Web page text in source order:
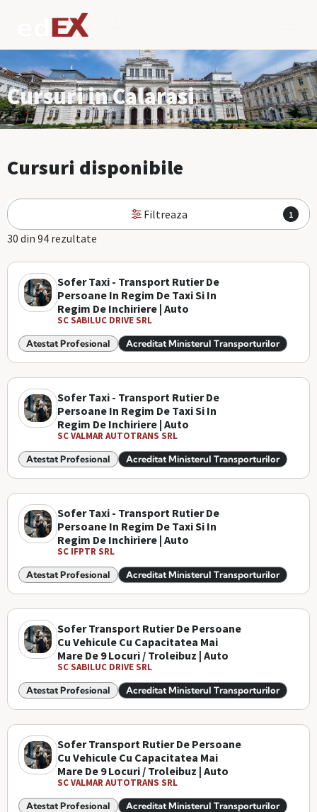
Cursuri in Calarasi
Cursuri disponibile
Filtreaza 1
30 din 94 rezultate
Sofer Taxi - Transport Rutier De
Persoane In Regim De Taxi Si In
Regim De Inchiriere | Auto
SC SABILUC DRIVE SRL
Atestat Profesional Acreditat Ministerul Transporturilor
Sofer Taxi - Transport Rutier De
Persoane In Regim De Taxi Si In
Regim De Inchiriere | Auto
SC VALMAR AUTOTRANS SRL
Atestat Profesional Acreditat Ministerul Transporturilor
Sofer Taxi - Transport Rutier De
Persoane In Regim De Taxi Si In
Regim De Inchiriere | Auto
SC IFPTR SRL
Atestat Profesional Acreditat Ministerul Transporturilor
Sofer Transport Rutier De Persoane
Cu Vehicule Cu Capacitatea Mai
Mare De 9 Locuri / Troleibuz | Auto
SC SABILUC DRIVE SRL
Atestat Profesional Acreditat Ministerul Transporturilor
Sofer Transport Rutier De Persoane
Cu Vehicule Cu Capacitatea Mai
Mare De 9 Locuri / Troleibuz | Auto
SC VALMAR AUTOTRANS SRL
Atestat Profesional Acreditat Ministerul Transporturilor